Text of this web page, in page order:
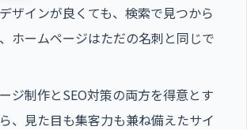
デザインが良くても、検索で見つから
ホームページはただの名刺と同じで
ジ制作とSEO対策の両方を得意とす
、見た目も集客力も兼ね備えたサイ